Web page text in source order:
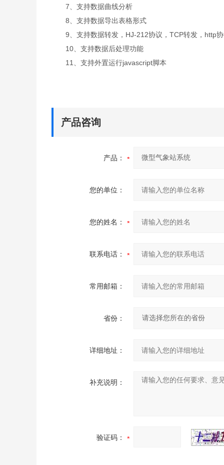
7、支持数据曲线分析
8、支持数据导出表格形式
9、支持数据转发，HJ-212协议，TCP转发，http协
10、支持数据后处理功能
11、支持外置运行javascript脚本
产品咨询
产品：
您的单位：
您的姓名：
联系电话：
常用邮箱：
省份：
详细地址：
补充说明：
验证码：